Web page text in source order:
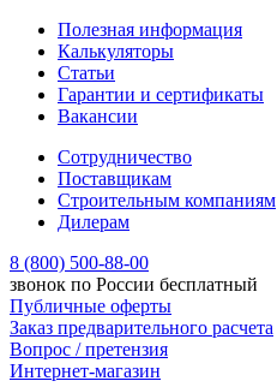
Полезная информация
Калькуляторы
Статьи
Гарантии и сертификаты
Вакансии
Сотрудничество
Поставщикам
Строительным компаниям
Дилерам
8 (800) 500-88-00
звонок по России бесплатный
Публичные оферты
Заказ предварительного расчета
Вопрос / претензия
Интернет-магазин